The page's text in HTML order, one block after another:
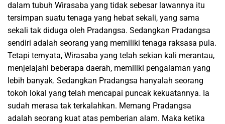
dalam tubuh Wirasaba yang tidak sebesar lawannya itu
tersimpan suatu tenaga yang hebat sekali, yang sama
sekali tak diduga oleh Pradangsa. Sedangkan Pradangsa
sendiri adalah seorang yang memiliki tenaga raksasa pula.
Tetapi ternyata, Wirasaba yang telah sekian kali merantau,
menjelajahi beberapa daerah, memiliki pengalaman yang
lebih banyak. Sedangkan Pradangsa hanyalah seorang
tokoh lokal yang telah mencapai puncak kekuatannya. Ia
sudah merasa tak terkalahkan. Memang Pradangsa
adalah seorang kuat atas pemberian alam. Maka ketika